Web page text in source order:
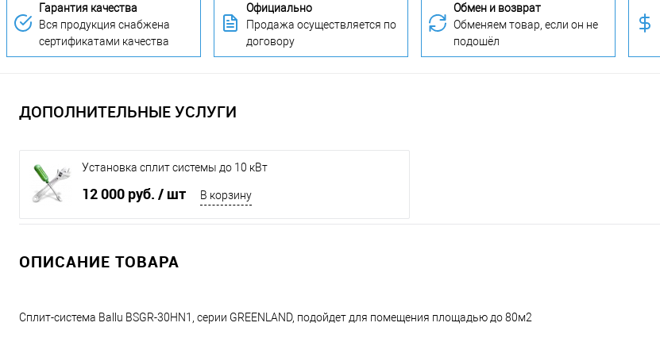
Гарантия качества
Вся продукция снабжена
сертификатами качества
Официально
Продажа осуществляется по
договору
Обмен и возврат
Обменяем товар, если он не
подошёл
ДОПОЛНИТЕЛЬНЫЕ УСЛУГИ
Установка сплит системы до 10 кВт
12 000 руб. / шт В корзину
ОПИСАНИЕ ТОВАРА
Сплит-система Ballu BSGR-30HN1, серии GREENLAND, подойдет для помещения площадью до 80м2